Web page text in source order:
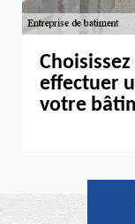
effectuer
votre